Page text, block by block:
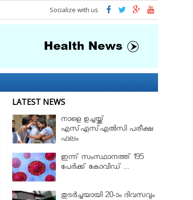
Socialize with us
LATEST NEWS
നാളെ ഉച്ചയ്ക്ക്
എസ്എസ്എല്‍സി പരീക്ഷ
ഫലം
ഇന്ന് സംസ്ഥാനത്ത് 195
പേര്‍ക്ക് കോവിഡ് ...
തുടർച്ചയായി 20-ാം ദിവസവും